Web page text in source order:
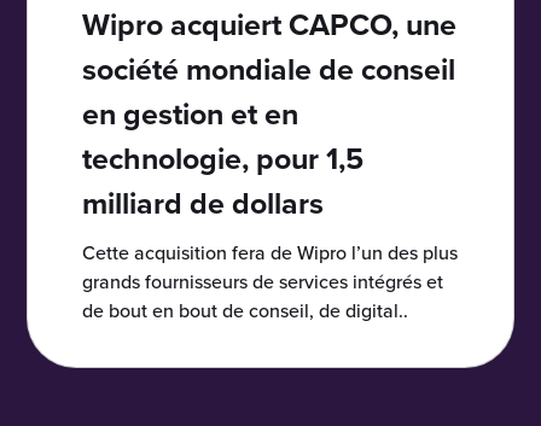
Wipro acquiert CAPCO, une
société mondiale de conseil
en gestion et en
technologie, pour 1,5
milliard de dollars
Cette acquisition fera de Wipro l’un des plus
grands fournisseurs de services intégrés et
de bout en bout de conseil, de digital..